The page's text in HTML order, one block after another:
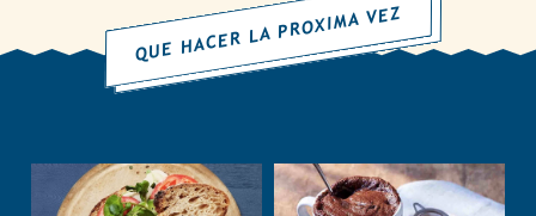
QUE HACER LA PROXIMA VEZ